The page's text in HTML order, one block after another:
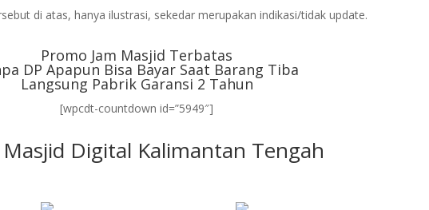
di atas, hanya ilustrasi, sekedar merupakan indikasi/tidak update.
Promo Jam Masjid Terbatas
DP Apapun Bisa Bayar Saat Barang Tiba
Langsung Pabrik Garansi 2 Tahun
[wpcdt-countdown id=”5949″]
Digital Kalimantan Tengah